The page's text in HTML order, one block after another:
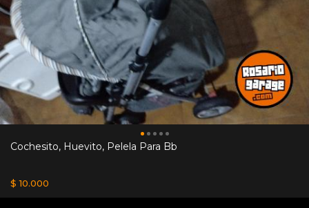
Cochesito, Huevito, Pelela Para Bb
$ 10.000